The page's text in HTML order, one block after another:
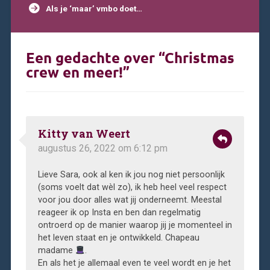
Als je ‘maar’ vmbo doet…
Een gedachte over “Christmas
crew en meer!”
Kitty van Weert
augustus 26, 2022 om 6:12 pm
Lieve Sara, ook al ken ik jou nog niet persoonlijk
(soms voelt dat wèl zo), ik heb heel veel respect
voor jou door alles wat jij onderneemt. Meestal
reageer ik op Insta en ben dan regelmatig
ontroerd op de manier waarop jij je momenteel in
het leven staat en je ontwikkeld. Chapeau
madame
.
En als het je allemaal even te veel wordt en je het